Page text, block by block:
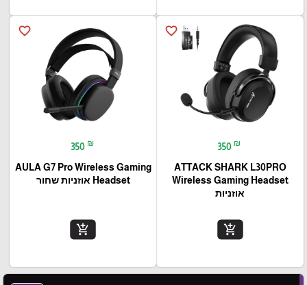
favorite_border
350 ₪
ATTACK SHARK L30PRO
Wireless Gaming Headset
אוזניות
add_shopping_cart
favorite_border
350 ₪
AULA G7 Pro Wireless Gaming
Headset אוזניות שחור
add_shopping_cart